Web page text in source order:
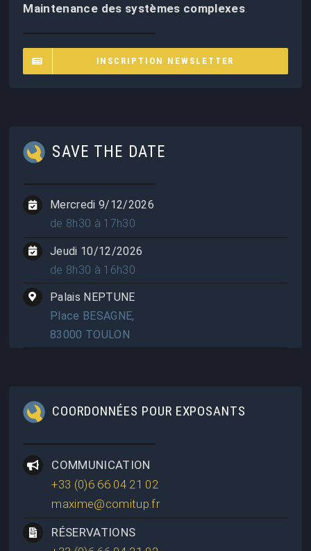
Maintenance des systèmes complexes.
INSCRIPTION NEWSLETTER
SAVE THE DATE
Mercredi 9/12/2026
de 8h30 à 17h30
Jeudi 10/12/2026
de 8h30 à 16h30
Palais NEPTUNE
Place BESAGNE,
83000 TOULON
COORDONNÉES POUR EXPOSANTS
COMMUNICATION
+33 (0)6 66 04 21 02
maxime@comitup.fr
RÉSERVATIONS